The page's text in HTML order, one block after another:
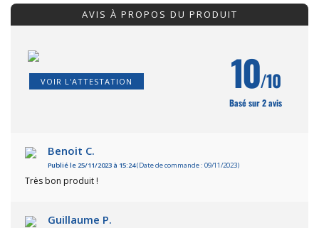
AVIS À PROPOS DU PRODUIT
VOIR L'ATTESTATION 10/10
Basé sur 2 avis
Benoit C.
Publié le 25/11/2023 à 15:24(Date de commande : 09/11/2023)
Très bon produit !
Guillaume P.